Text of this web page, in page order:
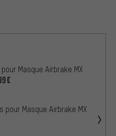
Masque Airbrake MX
pour Masque Airbrake MX